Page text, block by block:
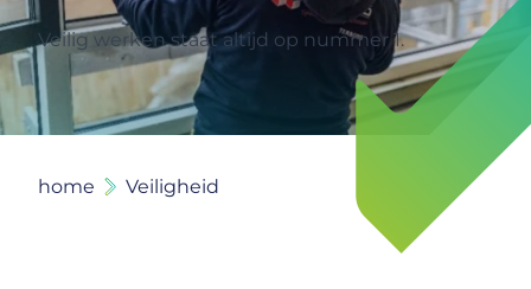
Veilig werken staat altijd op nummer 1.
home Veiligheid